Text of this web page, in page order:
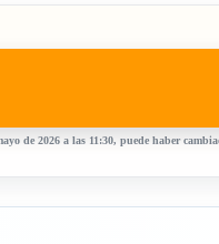
de 2026 a las 11:30, puede haber